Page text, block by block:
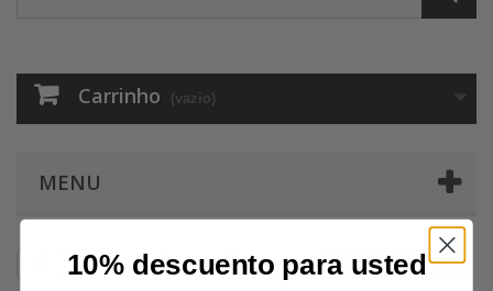
Carrinho (vazio)
MENU
Decoração Fotos Cidades Lugares mágicos
10% descuento para usted